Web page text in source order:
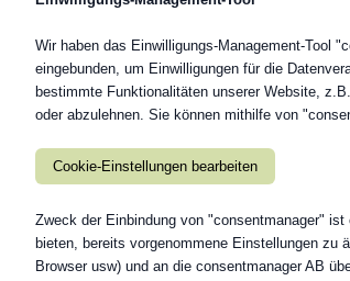
Wir haben das Einwilligungs-Management-Tool
eingebunden, um Einwilligungen für die
bestimmte Funktionalitäten unserer Website,
oder abzulehnen. Sie können mithilfe von
Cookie-Einstellungen bearbeiten
Zweck der Einbindung von "consentmanager"
bieten, bereits vorgenommene Einstellungen zu
Browser usw) und an die consentmanager AB